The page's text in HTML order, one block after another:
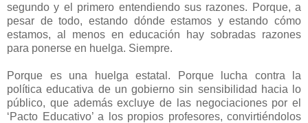
segundo y el primero entendiendo sus razones. Porque, a
pesar de todo, estando dónde estamos y estando cómo
estamos, al menos en educación hay sobradas razones
para ponerse en huelga. Siempre.
Porque es una huelga estatal. Porque lucha contra la
política educativa de un gobierno sin sensibilidad hacia lo
público, que además excluye de las negociaciones por el
‘Pacto Educativo’ a los propios profesores, convirtiéndolos